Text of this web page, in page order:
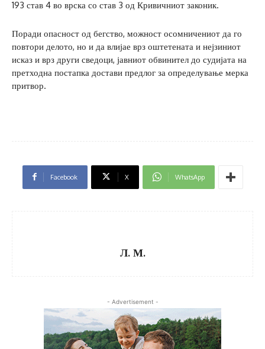
193 став 4 во врска со став 3 од Кривичниот законик.
Поради опасност од бегство, можност осомничениот да го
повтори делото, но и да влијае врз оштетената и нејзиниот
исказ и врз други сведоци, јавниот обвинител до судијата на
претходна постапка достави предлог за определување мерка
притвор.
Facebook X WhatsApp
Л. М.
- Advertisement -